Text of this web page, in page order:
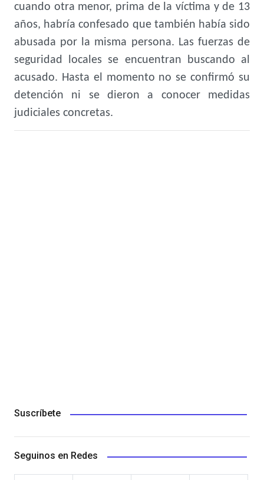
cuando otra menor, prima de la víctima y de 13
años, habría confesado que también había sido
abusada por la misma persona. Las fuerzas de
seguridad locales se encuentran buscando al
acusado. Hasta el momento no se confirmó su
detención ni se dieron a conocer medidas
judiciales concretas.
Suscríbete
Seguinos en Redes